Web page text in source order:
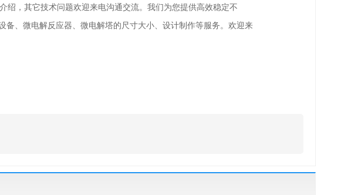
，其它技术问题欢迎来电沟通交流。我们为您提供高效稳定不
、微电解反应器、微电解塔的尺寸大小、设计制作等服务。欢迎来